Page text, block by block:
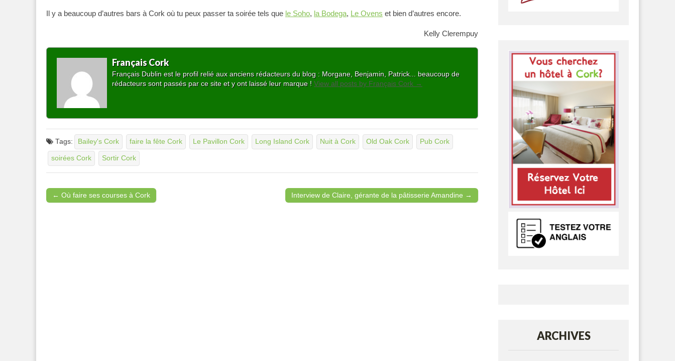
Il y a beaucoup d’autres bars à Cork où tu peux passer ta soirée tels que le Soho, la Bodega, Le Ovens et bien d’autres encore.
Kelly Clerempuy
Français Cork
Français Dublin est le profil relié aux anciens rédacteurs du blog : Morgane, Benjamin, Patrick... beaucoup de
rédacteurs sont passés par ce site et y ont laissé leur marque ! View all posts by Français Cork →
Tags: Bailey's Cork faire la fête Cork Le Pavillon Cork Long Island Cork Nuit à Cork Old Oak Cork Pub Cork
soirées Cork Sortir Cork
Post navigation
← Où faire ses courses à Cork Interview de Claire, gérante de la pâtisserie Amandine →
ARCHIVES